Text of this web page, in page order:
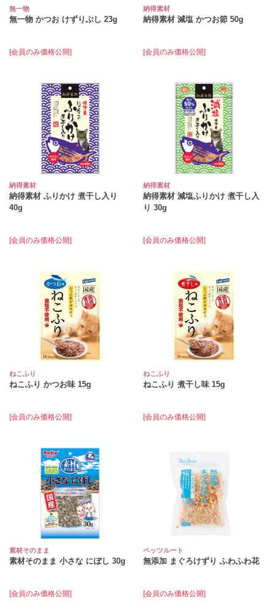
無一物
無一物 かつお けずりぶし 23g
[会員のみ価格公開]
納得素材
納得素材 減塩 かつお節 50g
[会員のみ価格公開]
納得素材
納得素材 ふりかけ 煮干し入り
40g
[会員のみ価格公開]
納得素材
納得素材 減塩ふりかけ 煮干し入
り 30g
[会員のみ価格公開]
ねこふり
ねこふり かつお味 15g
[会員のみ価格公開]
ねこふり
ねこふり 煮干し味 15g
[会員のみ価格公開]
素材そのまま
素材そのまま 小さな にぼし 30g
[会員のみ価格公開]
ペッツルート
無添加 まぐろけずり ふわふわ花
[会員のみ価格公開]